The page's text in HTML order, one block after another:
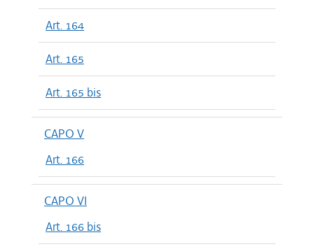
Art. 164
Art. 165
Art. 165 bis
CAPO V
Art. 166
CAPO VI
Art. 166 bis